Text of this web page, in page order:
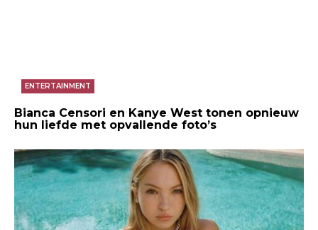
ENTERTAINMENT
Bianca Censori en Kanye West tonen opnieuw
hun liefde met opvallende foto’s